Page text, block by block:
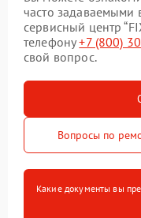
часто задаваемыми
сервисный центр
телефону+7 (800)
свой вопрос.
Вопросы по
Какие документы вы